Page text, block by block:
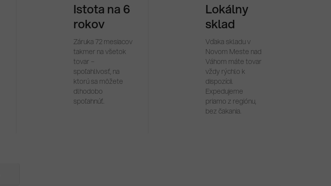
Istota na 6
rokov
Záruka 72 mesiacov
takmer na všetok
tovar –
spoľahlivosť, na
ktorú sa môžete
dlhodobo
spoľahnúť.
Lokálny
sklad
Vďaka skladu v
Novom Meste nad
Váhom máte tovar
vždy rýchlo k
dispozícii.
Expedujeme
priamo z regiónu,
bez čakania.